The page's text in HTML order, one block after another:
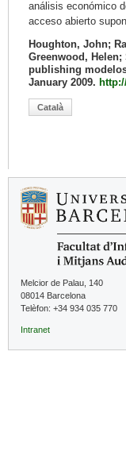
análisis económico
acceso abierto
Houghton, John;
Greenwood,
publishing
January 2009.
Català
Melcior de Palau, 140
08014 Barcelona
Telèfon: +34 934 035 770
Intranet